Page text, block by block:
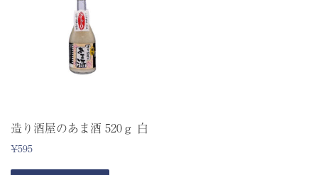
造り酒屋のあま酒 520ｇ 白
¥595